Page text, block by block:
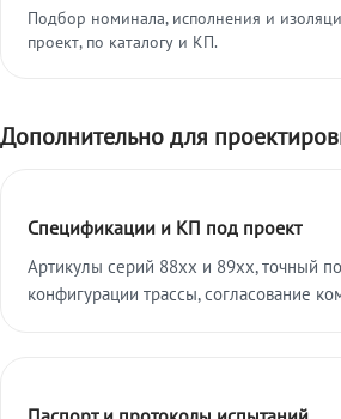
Подбор номинала, исполнения и
проект, по каталогу и КП.
Дополнительно для
Спецификации и КП под проект
Артикулы серий 88xx и 89xx, точный
конфигурации трассы, согласование